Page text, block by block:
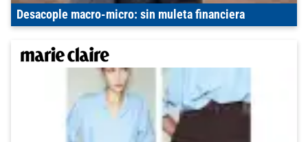
Desacople macro-micro: sin muleta financiera